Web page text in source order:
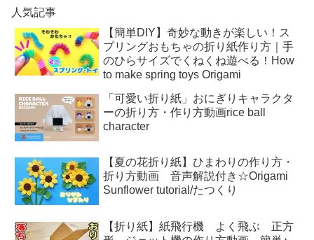
人気記事
【簡単DIY】奇妙な動きが楽しい！ス
プリングおもちゃの折り紙作り方｜手
のひらサイズでくねくね遊べる！How
to make spring toys Origami
「可愛い折り紙」おにぎりキャラクタ
ーの折り方・作り方動画rice ball
character
【夏の花折り紙】ひまわりの作り方・
折り方動画 音声解説付き☆Origami
Sunflower tutorial/たつくり
【折り紙】紙飛行機 よく飛ぶ 正方